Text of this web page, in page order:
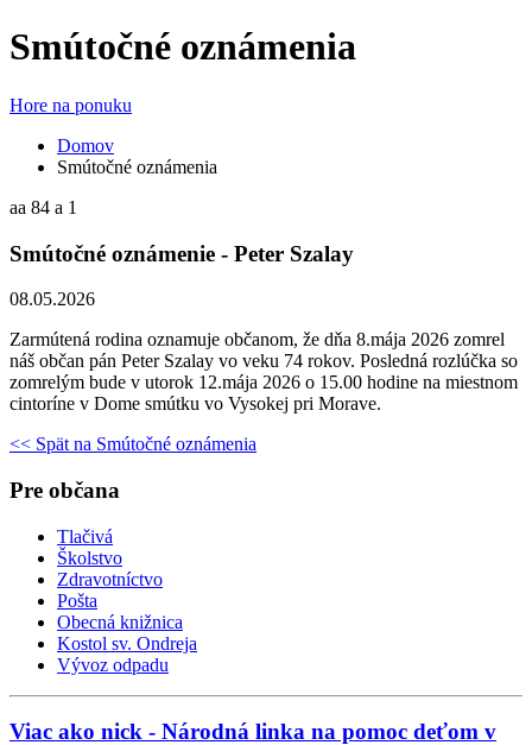
Smútočné oznámenia
Hore na ponuku
Domov
Smútočné oznámenia
aa 84 a 1
Smútočné oznámenie - Peter Szalay
08.05.2026
Zarmútená rodina oznamuje občanom, že dňa 8.mája 2026 zomrel
náš občan pán Peter Szalay vo veku 74 rokov. Posledná rozlúčka so
zomrelým bude v utorok 12.mája 2026 o 15.00 hodine na miestnom
cintoríne v Dome smútku vo Vysokej pri Morave.
<< Spät na Smútočné oznámenia
Pre občana
Tlačivá
Školstvo
Zdravotníctvo
Pošta
Obecná knižnica
Kostol sv. Ondreja
Vývoz odpadu
Viac ako nick - Národná linka na pomoc deťom v